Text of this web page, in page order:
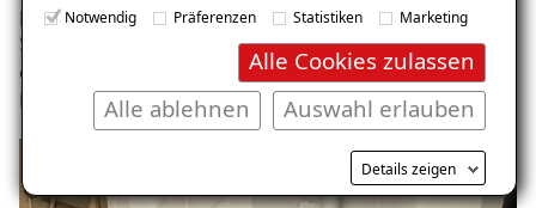
Notwendig Präferenzen Statistiken Marketing
Alle Cookies zulassen
Auswahl erlauben
Alle ablehnen
Details zeigen
positiven Erfahrung gern weiter. Die erfolgreiche
Sanierung in Bielefeld hat nicht nur die Lebensqualität
der Familie verbessert, sondern auch den Wert ihres
Hauses nachhaltig gesteigert.